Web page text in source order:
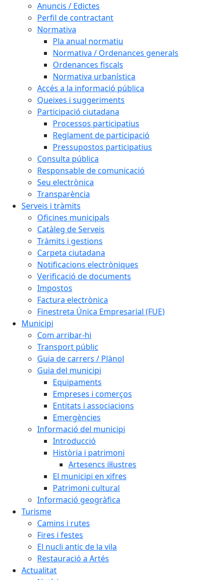
Anuncis / Edictes
Perfil de contractant
Normativa
Pla anual normatiu
Normativa / Ordenances generals
Ordenances fiscals
Normativa urbanística
Accés a la informació pública
Queixes i suggeriments
Participació ciutadana
Processos participatius
Reglament de participació
Pressupostos participatius
Consulta pública
Responsable de comunicació
Seu electrònica
Transparència
Serveis i tràmits
Oficines municipals
Catàleg de Serveis
Tràmits i gestions
Carpeta ciutadana
Notificacions electròniques
Verificació de documents
Impostos
Factura electrònica
Finestreta Única Empresarial (FUE)
Municipi
Com arribar-hi
Transport públic
Guia de carrers / Plànol
Guia del municipi
Equipaments
Empreses i comerços
Entitats i associacions
Emergències
Informació del municipi
Introducció
Història i patrimoni
Artesencs il·lustres
El municipi en xifres
Patrimoni cultural
Informació geogràfica
Turisme
Camins i rutes
Fires i festes
El nucli antic de la vila
Restauració a Artés
Actualitat